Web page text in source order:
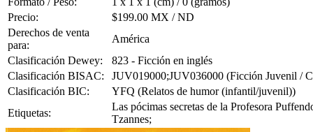
Precio:
$199.00 MX / ND
Derechos de venta
para:
América
Clasificación Dewey:
823 - Ficción en inglés
Clasificación BISAC:
JUV019000;JUV036000 (Ficción Juvenil /
Clasificación BIC:
YFQ (Relatos de humor (infantil/juvenil))
Etiquetas:
Las pócimas secretas de la Profesora
Tzannes;